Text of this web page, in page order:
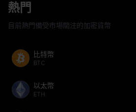
熱門
目前熱門備受市場關注的加密貨幣
比特幣
BTC
以太幣
ETH